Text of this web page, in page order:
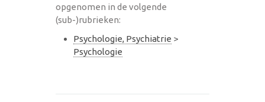
opgenomen in de volgende
(sub-)rubrieken:
Psychologie, Psychiatrie >
Psychologie